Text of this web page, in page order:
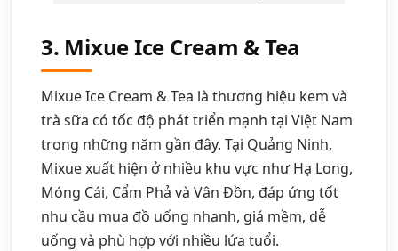
3. Mixue Ice Cream & Tea
Mixue Ice Cream & Tea là thương hiệu kem và
trà sữa có tốc độ phát triển mạnh tại Việt Nam
trong những năm gần đây. Tại Quảng Ninh,
Mixue xuất hiện ở nhiều khu vực như Hạ Long,
Móng Cái, Cẩm Phả và Vân Đồn, đáp ứng tốt
nhu cầu mua đồ uống nhanh, giá mềm, dễ
uống và phù hợp với nhiều lứa tuổi.